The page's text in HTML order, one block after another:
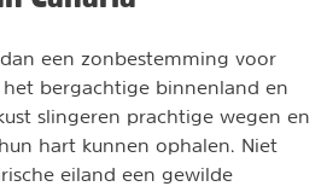
een zonbestemming voor
bergachtige binnenland en
slingeren prachtige wegen en
hart kunnen ophalen. Niet
eiland een gewilde